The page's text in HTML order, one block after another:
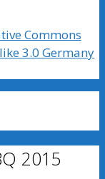
Commons
3.0 Germany
2015